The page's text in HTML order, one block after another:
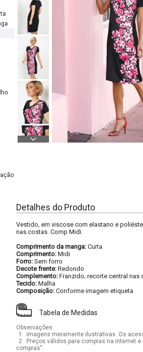
Detalhes do Produto
Vestido, em viscose com elastano e
nas costas. Comp Midi.
Comprimento da manga: Curta
Comprimento: Midi
Forro: Sem forro
Decote frente: Redondo
Complemento: Franzido; recorte central nas
Tecido: Malha
Composição: Conforme imagem etiqueta
Tabela de Medidas
Observações:
1.
Imagens meramente ilustrativas. Os
2.
Preços válidos para compras na internet
compras".